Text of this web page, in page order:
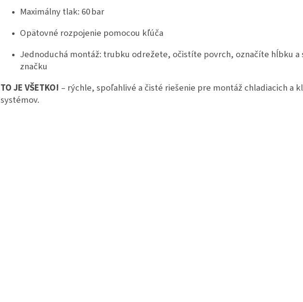
Maximálny tlak: 60 bar
Opätovné rozpojenie pomocou kľúča
Jednoduchá montáž: trubku odrežete, očistíte povrch, označíte hĺbku a
značku
TO JE VŠETKO! – rýchle, spoľahlivé a čisté riešenie pre montáž chladiacich a
systémov.